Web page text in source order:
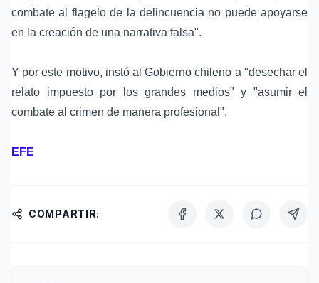
combate al flagelo de la delincuencia no puede apoyarse
en la creación de una narrativa falsa".
Y por este motivo, instó al Gobierno chileno a "desechar el
relato impuesto por los grandes medios" y "asumir el
combate al crimen de manera profesional".
EFE
COMPARTIR: